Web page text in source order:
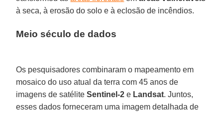
à seca, à erosão do solo e à eclosão de incêndios.
Meio século de dados
Os pesquisadores combinaram o mapeamento em
mosaico do uso atual da terra com 45 anos de
imagens de satéliteSentinel-2 e Landsat. Juntos,
esses dados forneceram uma imagem detalhada de